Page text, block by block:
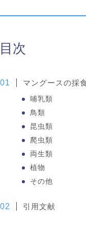
目次
マングースの採
哺乳類
鳥類
昆虫類
爬虫類
両生類
植物
その他
引用文献